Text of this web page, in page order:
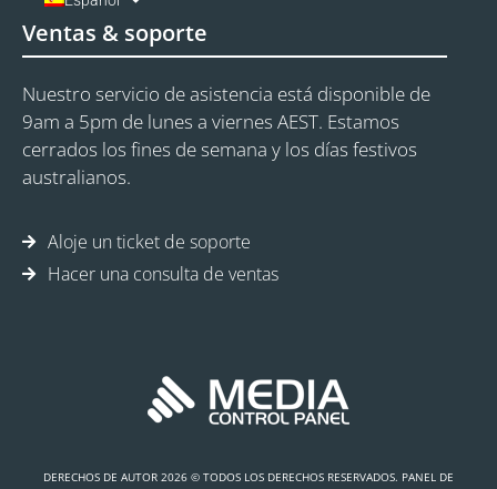
Ventas & soporte
Nuestro servicio de asistencia está disponible de
9am a 5pm de lunes a viernes AEST. Estamos
cerrados los fines de semana y los días festivos
australianos.
Aloje un ticket de soporte
Hacer una consulta de ventas
DERECHOS DE AUTOR 2026 © TODOS LOS DERECHOS RESERVADOS. PANEL DE